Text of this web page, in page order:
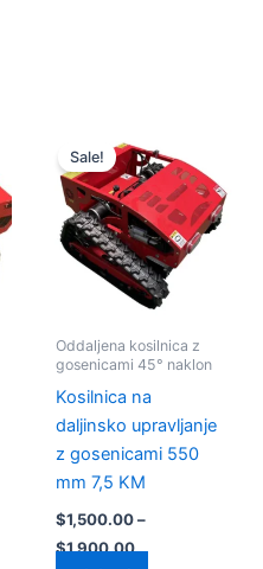
Sale!
Oddaljena kosilnica z
gosenicami 45° naklon
Kosilnica na
daljinsko upravljanje
z gosenicami 550
mm 7,5 KM
$1,500.00 –
$1,900.00
razpon:
od
$1,500.00
do
$1,900.00
izdelek
ima
več
različic.
Možnosti
lahko
na
izdelka